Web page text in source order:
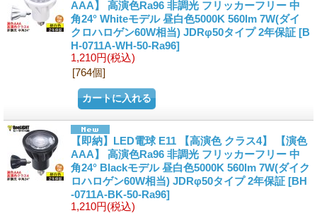
AAA】 高演色Ra96 非調光 フリッカーフリー 中
角24° Whiteモデル 昼白色5000K 560lm 7W(ダイ
クロハロゲン60W相当) JDRφ50タイプ 2年保証 [B
H-0711A-WH-50-Ra96]
1,210円(税込)
[764個]
【即納】LED電球 E11 【高演色 クラス4】 【演色
AAA】 高演色Ra96 非調光 フリッカーフリー 中
角24° Blackモデル 昼白色5000K 560lm 7W(ダイク
ロハロゲン60W相当) JDRφ50タイプ 2年保証 [BH
-0711A-BK-50-Ra96]
1,210円(税込)